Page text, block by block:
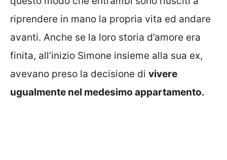
riprendere in mano la propria vita ed andare
avanti. Anche se la loro storia d’amore era
finita, all’inizio Simone insieme alla sua ex,
avevano preso la decisione di vivere
ugualmente nel medesimo appartamento.